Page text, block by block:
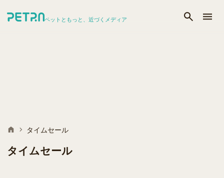
ペットともっと、近づくメディア
タイムセール
タイムセール